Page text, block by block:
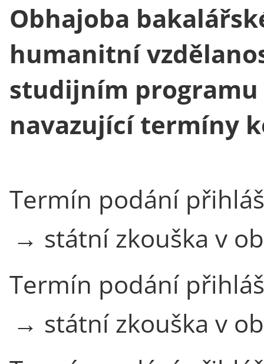
Obhajoba
humanitní
studijním programu
navazující termíny
Termín podání
→ státní zkouška v
Termín podání
→ státní zkouška v